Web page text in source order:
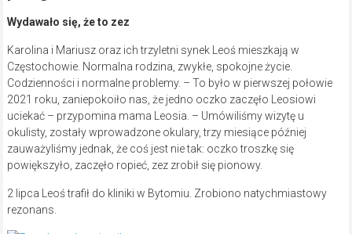
Wydawało się, że to zez
Karolina i Mariusz oraz ich trzyletni synek Leoś mieszkają w
Częstochowie. Normalna rodzina, zwykłe, spokojne życie.
Codzienności i normalne problemy. – To było w pierwszej połowie
2021 roku, zaniepokoiło nas, że jedno oczko zaczęło Leosiowi
uciekać – przypomina mama Leosia. – Umówiliśmy wizytę u
okulisty, zostały wprowadzone okulary, trzy miesiące później
zauważyliśmy jednak, że coś jest nie tak: oczko troszkę się
powiększyło, zaczęło ropieć, zez zrobił się pionowy.
2 lipca Leoś trafił do kliniki w Bytomiu. Zrobiono natychmiastowy
rezonans.